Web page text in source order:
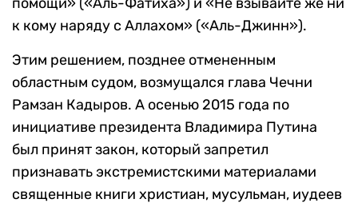
к кому наряду с Аллахом» («Аль-Джинн»).
Этим решением, позднее отмененным
областным судом, возмущался глава Чечни
Рамзан Кадыров. А осенью 2015 года по
инициативе президента Владимира Путина
был принят закон, который запретил
признавать экстремистскими материалами
священные книги христиан, мусульман, иудеев